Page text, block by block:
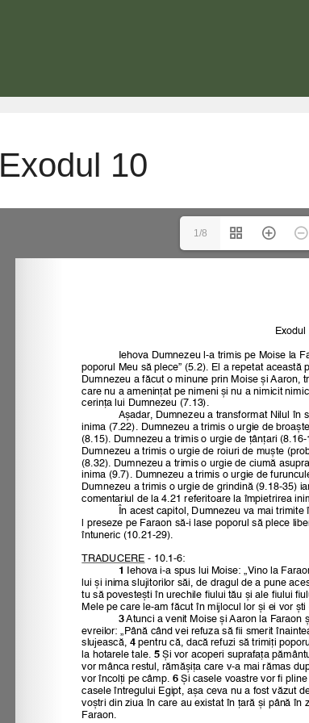
Exodul 10
1/8